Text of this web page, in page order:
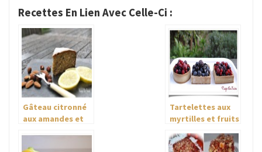
Recettes En Lien Avec Celle-Ci :
Gâteau citronné
aux amandes et
Tartelettes aux
myrtilles et fruits
entrer dignement